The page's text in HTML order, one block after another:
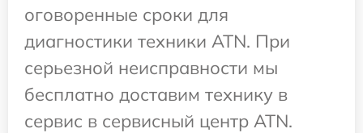
оговоренные сроки для
диагностики техники ATN. При
серьезной неисправности мы
бесплатно доставим технику в
сервис в сервисный центр ATN.